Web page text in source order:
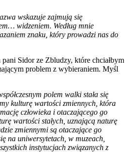
wskazuje zajmują się
widzeniem. Według mnie
znaku, który prowadzi nas do
Sidor ze Zbludzy, które chciałbym
problem z wybieraniem. Myśl
polem walki stała się
kulturę wartości zmiennych, która
człowieka i otaczającego go
wartości stałych, uznającą naturę
zmiennymi są otaczające go
na uniwersytetach, w muzeach,
instytucjach związanych z